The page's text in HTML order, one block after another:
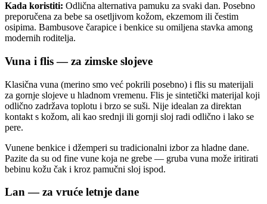
Kada koristiti: Odlična alternativa pamuku za svaki dan. Posebno
preporučena za bebe sa osetljivom kožom, ekzemom ili čestim
osipima. Bambusove čarapice i benkice su omiljena stavka among
modernih roditelja.
Vuna i flis — za zimske slojeve
Klasična vuna (merino smo već pokrili posebno) i flis su materijali
za gornje slojeve u hladnom vremenu. Flis je sintetički materijal koji
odlično zadržava toplotu i brzo se suši. Nije idealan za direktan
kontakt s kožom, ali kao srednji ili gornji sloj radi odlično i lako se
pere.
Vunene benkice i džemperi su tradicionalni izbor za hladne dane.
Pazite da su od fine vune koja ne grebe — gruba vuna može iritirati
bebinu kožu čak i kroz pamučni sloj ispod.
Lan — za vruće letnje dane